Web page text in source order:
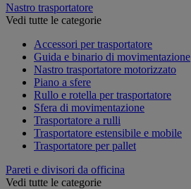
Nastro trasportatore
Vedi tutte le categorie
Accessori per trasportatore
Guida e binario di movimentazione
Nastro trasportatore motorizzato
Piano a sfere
Rullo e rotella per trasportatore
Sfera di movimentazione
Trasportatore a rulli
Trasportatore estensibile e mobile
Trasportatore per pallet
Pareti e divisori da officina
Vedi tutte le categorie